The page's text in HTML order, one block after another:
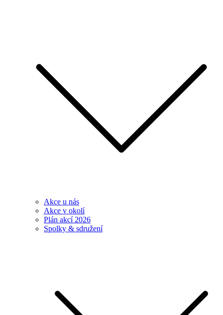
Akce u nás
Akce v okolí
Plán akcí 2026
Spolky & sdružení